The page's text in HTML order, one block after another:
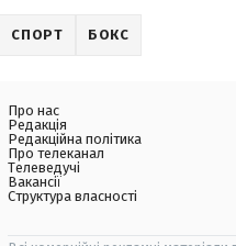
СПОРТ БОКС
Про нас
Редакція
Редакційна політика
Про телеканал
Телеведучі
Вакансії
Структура власності